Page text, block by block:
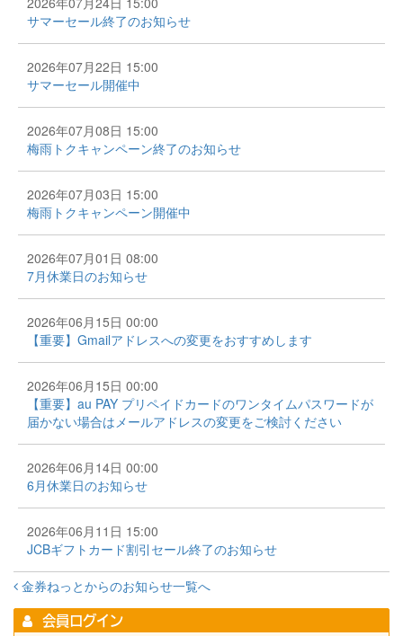
サマーセール終了のお知らせ
2026年07月22日 15:00
サマーセール開催中
2026年07月08日 15:00
梅雨トクキャンペーン終了のお知らせ
2026年07月03日 15:00
梅雨トクキャンペーン開催中
2026年07月01日 08:00
7月休業日のお知らせ
2026年06月15日 00:00
【重要】Gmailアドレスへの変更をおすすめします
2026年06月15日 00:00
【重要】au PAY プリペイドカードのワンタイムパスワードが
届かない場合はメールアドレスの変更をご検討ください
2026年06月14日 00:00
6月休業日のお知らせ
2026年06月11日 15:00
JCBギフトカード割引セール終了のお知らせ
金券ねっとからのお知らせ一覧へ
会員ログイン